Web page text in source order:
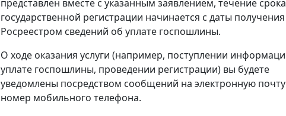
представлен вместе с указанным заявлением, течение срока
государственной регистрации начинается с даты получения
Росреестром сведений об уплате госпошлины.
О ходе оказания услуги (например, поступлении
уплате госпошлины, проведении регистрации) вы будете
уведомлены посредством сообщений на электронную
номер мобильного телефона.